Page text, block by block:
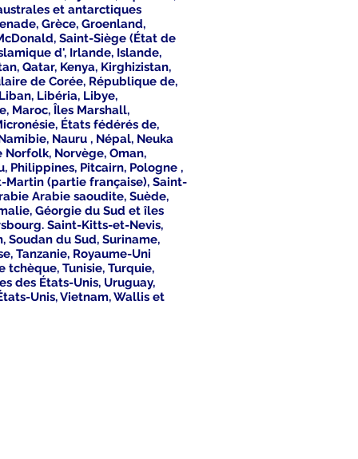
et antarctiques
Grèce, Groenland,
Saint-Siège (État de
d', Irlande, Islande,
Qatar, Kenya, Kirghizistan,
de Corée, République de,
Libéria, Libye,
Maroc, Îles Marshall,
États fédérés de,
Nauru , Népal, Neuka
Norvège, Oman,
Philippines, Pitcairn, Pologne ,
Martin (partie française), Saint-
Arabie saoudite, Suède,
Géorgie du Sud et îles
Saint-Kitts-et-Nevis,
du Sud, Suriname,
Tanzanie, Royaume-Uni
tchèque, Tunisie, Turquie,
des États-Unis, Uruguay,
Unis, Vietnam, Wallis et